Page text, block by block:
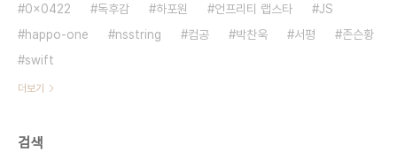
0x0422
독후감 하포원 언프리티 랩스타
JS
happo-one
nsstring 컴공 박찬욱 서평
존슨황
swift
더보기
검색